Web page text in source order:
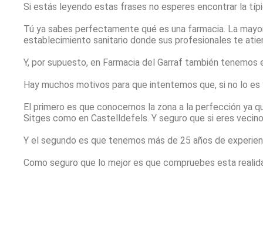
Si estás leyendo estas frases no esperes encontrar la
Tú ya sabes perfectamente qué es una farmacia. La
establecimiento sanitario donde sus profesionales te
Y, por supuesto, en Farmacia del Garraf también
Hay muchos motivos para que intentemos que, si no lo
El primero es que conocemos la zona a la perfección ya
Sitges como en Castelldefels. Y seguro que si eres
Y el segundo es que tenemos más de 25 años de
Como seguro que lo mejor es que compruebes esta